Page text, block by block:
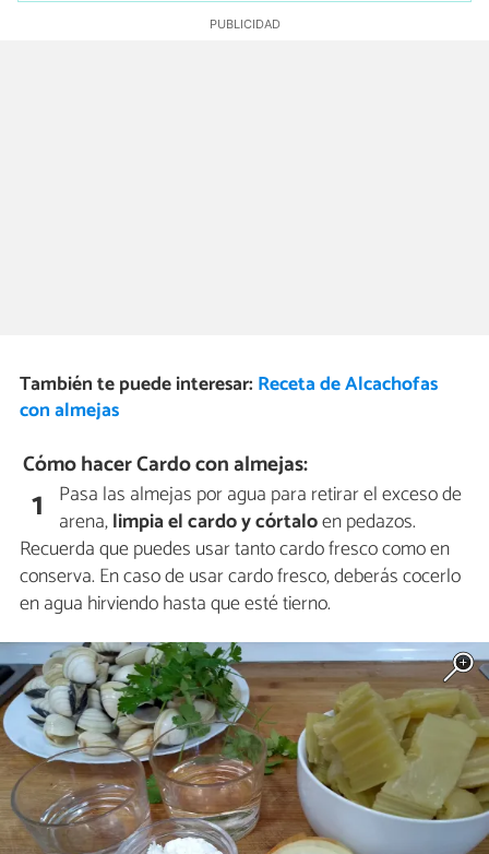
También te puede interesar: Receta de Alcachofas
con almejas
Cómo hacer Cardo con almejas:
1 Pasa las almejas por agua para retirar el exceso de
arena,limpia el cardo y córtaloen pedazos.
Recuerda que puedes usar tanto cardo fresco como en
conserva. En caso de usar cardo fresco, deberás cocerlo
en agua hirviendo hasta que esté tierno.